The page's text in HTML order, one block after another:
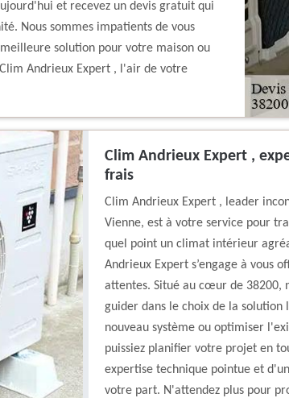
et recevez un devis gratuit qui
Nous sommes impatients de vous
solution pour votre maison ou
Andrieux Expert , l'air de votre
Clim Andrieux Expert ,
frais
Clim Andrieux Expert , leader
Vienne, est à votre service pour
quel point un climat intérieur
Andrieux Expert s’engage à vous
attentes. Situé au cœur de 38200,
guider dans le choix de la solution
nouveau système ou optimiser
puissiez planifier votre projet en
expertise technique pointue et
votre part. N'attendez plus pour